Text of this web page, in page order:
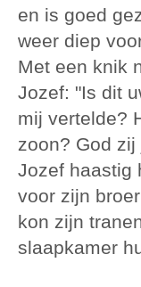
en is goed
weer diep
Met een knik
Jozef: "Is dit
mij vertelde?
zoon? God
Jozef haastig
voor zijn
kon zijn
slaapkamer